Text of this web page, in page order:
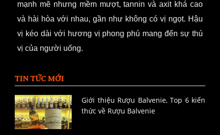
mạnh mẽ nhưng mềm mượt, tannin và axit khá cao
và hài hòa với nhau, gần như không có vị ngọt. Hậu
vị kéo dài với hương vị phong phú mang đến sự thú
vị của người uống.
TIN TỨC MỚI
Giới thiệu Rượu Balvenie, Top 6 kiến
thức về Rượu Balvenie